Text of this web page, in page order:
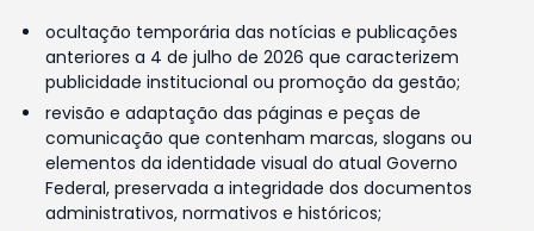
ocultação temporária das notícias e publicações
anteriores a 4 de julho de 2026 que caracterizem
publicidade institucional ou promoção da gestão;
revisão e adaptação das páginas e peças de
comunicação que contenham marcas, slogans ou
elementos da identidade visual do atual Governo
Federal, preservada a integridade dos documentos
administrativos, normativos e históricos;